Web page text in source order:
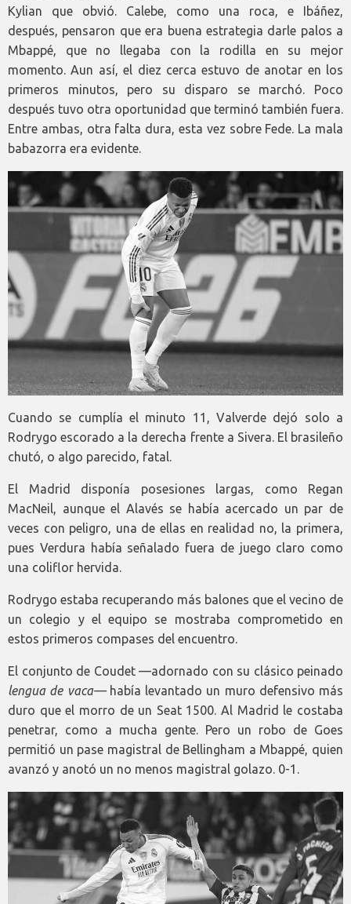
Kylian que obvió. Calebe, como una roca, e Ibáñez,
después, pensaron que era buena estrategia darle palos a
Mbappé, que no llegaba con la rodilla en su mejor
momento. Aun así, el diez cerca estuvo de anotar en los
primeros minutos, pero su disparo se marchó. Poco
después tuvo otra oportunidad que terminó también fuera.
Entre ambas, otra falta dura, esta vez sobre Fede. La mala
babazorra era evidente.
Cuando se cumplía el minuto 11, Valverde dejó solo a
Rodrygo escorado a la derecha frente a Sivera. El brasileño
chutó, o algo parecido, fatal.
El Madrid disponía posesiones largas, como Regan
MacNeil, aunque el Alavés se había acercado un par de
veces con peligro, una de ellas en realidad no, la primera,
pues Verdura había señalado fuera de juego claro como
una coliflor hervida.
Rodrygo estaba recuperando más balones que el vecino de
un colegio y el equipo se mostraba comprometido en
estos primeros compases del encuentro.
El conjunto de Coudet —adornado con su clásico peinado
lengua de vaca—había levantado un muro defensivo más
duro que el morro de un Seat 1500. Al Madrid le costaba
penetrar, como a mucha gente. Pero un robo de Goes
permitió un pase magistral de Bellingham a Mbappé, quien
avanzó y anotó un no menos magistral golazo. 0-1.